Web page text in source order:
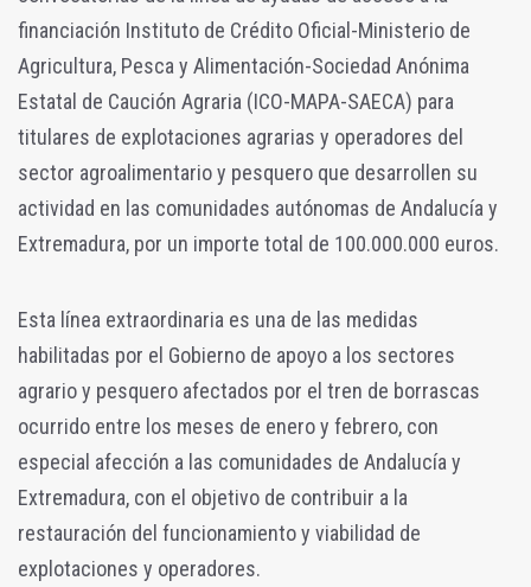
financiación Instituto de Crédito Oficial-Ministerio de
Agricultura, Pesca y Alimentación-Sociedad Anónima
Estatal de Caución Agraria (ICO-MAPA-SAECA) para
titulares de explotaciones agrarias y operadores del
sector agroalimentario y pesquero que desarrollen su
actividad en las comunidades autónomas de Andalucía y
Extremadura, por un importe total de 100.000.000 euros.
Esta línea extraordinaria es una de las medidas
habilitadas por el Gobierno de apoyo a los sectores
agrario y pesquero afectados por el tren de borrascas
ocurrido entre los meses de enero y febrero, con
especial afección a las comunidades de Andalucía y
Extremadura, con el objetivo de contribuir a la
restauración del funcionamiento y viabilidad de
explotaciones y operadores.